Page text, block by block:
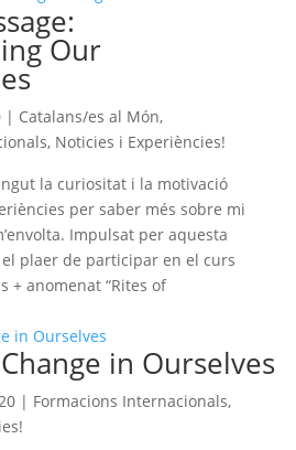
Our
| Catalans/es al Món,
, Noticies i Experiències!
la curiositat i la motivació
per saber més sobre mi
Impulsat per aquesta
plaer de participar en el curs
+ anomenat “Rites of
in Ourselves
| Formacions Internacionals,